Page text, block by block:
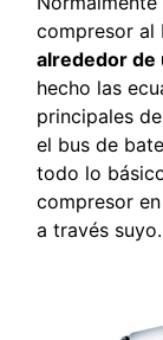
compresor al
alrededor de
hecho las
principales
el bus de
todo lo
compresor
a través suyo.